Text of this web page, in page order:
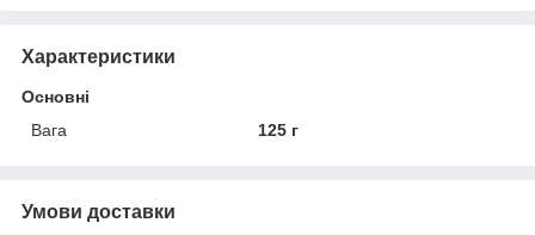
Характеристики
Основні
Вага
125 г
Умови доставки